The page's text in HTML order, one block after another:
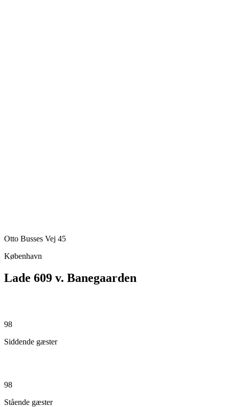
Otto Busses Vej 45
København
Lade 609 v. Banegaarden
98
Siddende gæster
98
Stående gæster